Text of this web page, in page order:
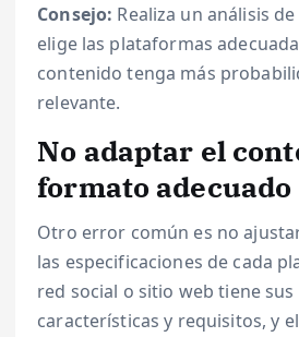
Consejo: Realiza un análisis
elige las plataformas
contenido tenga más
relevante.
No adaptar el
formato adecuado
Otro error común es no
las especificaciones de cada
red social o sitio web tiene
características y requisitos, y